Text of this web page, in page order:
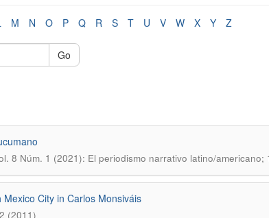
M N O P Q R S T U V W X Y Z
Go
8 Núm. 1 (2021): El periodismo narrativo latino/americano;
City in Carlos Monsiváis
(2011)